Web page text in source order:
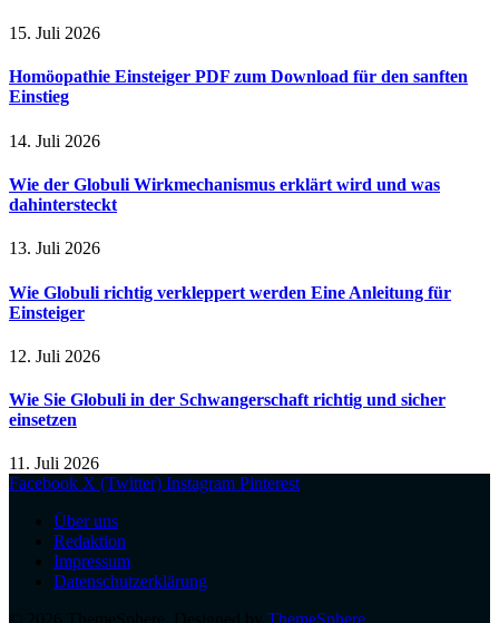
15. Juli 2026
Homöopathie Einsteiger PDF zum Download für den sanften
Einstieg
14. Juli 2026
Wie der Globuli Wirkmechanismus erklärt wird und was
dahintersteckt
13. Juli 2026
Wie Globuli richtig verkleppert werden Eine Anleitung für
Einsteiger
12. Juli 2026
Wie Sie Globuli in der Schwangerschaft richtig und sicher
einsetzen
11. Juli 2026
Facebook X (Twitter) Instagram Pinterest
Über uns
Redaktion
Impressum
Datenschutzerklärung